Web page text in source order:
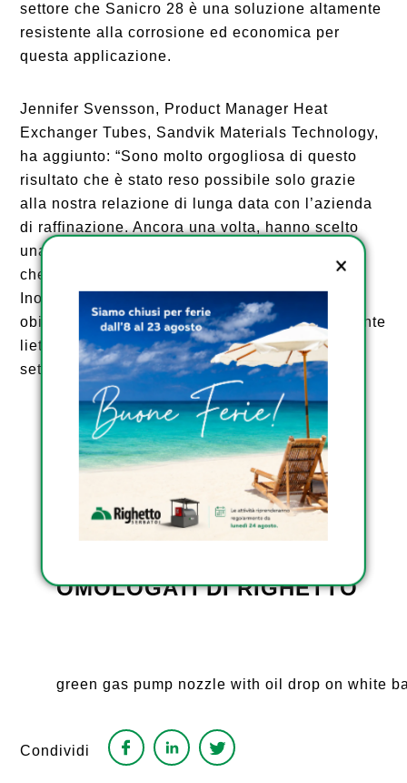
settore che Sanicro 28 è una soluzione altamente
resistente alla corrosione ed economica per
questa applicazione.
Jennifer Svensson, Product Manager Heat
Exchanger Tubes, Sandvik Materials Technology,
ha aggiunto: “Sono molto orgogliosa di questo
risultato che è stato reso possibile solo grazie
alla nostra relazione di lunga data con l’azienda
di raffinazione. Ancora una volta, hanno scelto
una soluzione Sandvik che offre le prestazioni
che cercano in questo impegnativo servizio.
Inoltre, poiché la sostenibilità è uno dei nostri
obiettivi chiave, siamo ovviamente immensamente
lieti di vedere i nostri materiali supportare il
settore delle energie rinnovabili”.
SCOPRI I SERBATOI DA
ESTERNO OMOLOGATI DI
RIGHETTO
SCOPRI I SERBATOI
INTERRATI DI RIGHETTO
SCOPRI I SERBATOI
OMOLOGATI DI RIGHETTO
green gas pump nozzle with oil drop on white
Condividi